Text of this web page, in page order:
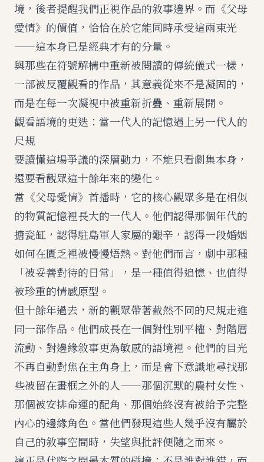
境，後者提醒我們正視作品的敘事邊界。而《父母
愛情》的價值，恰恰在於它能同時承受這兩束光
——這本身已是經典才有的分量。
與那些在符號解構中重新被閱讀的傳統儀式一樣，
一部被反覆觀看的作品，其意義從來不是凝固的，
而是在每一次凝視中被重新折疊、重新展開。
觀看語境的更迭：當一代人的記憶遇上另一代人的
尺規
要讀懂這場爭議的深層動力，不能只看劇集本身，
還要看觀眾這十餘年來的變化。
當《父母愛情》首播時，它的核心觀眾多是在相似
的物質記憶裡長大的一代人。他們認得那個年代的
搪瓷缸，認得駐島軍人家屬的艱辛，認得一段婚姻
如何在匱乏裡被慢慢焐熱。對他們而言，劇中那種
「被妥善對待的日常」，是一種值得追憶、也值得
被珍重的情感原型。
但十餘年過去，新的觀眾帶著截然不同的尺規走進
同一部作品。他們成長在一個對性別平權、對階層
流動、對邊緣敘事更為敏感的語境裡。他們的目光
不再自動對焦在主角身上，而是會下意識地尋找那
些被留在畫框之外的人——那個沉默的農村女性、
那個被安排命運的配角、那個始終沒有被給予完整
內心的邊緣角色。當他們發現這些人幾乎沒有屬於
自己的敘事空間時，失望與批評便隨之而來。